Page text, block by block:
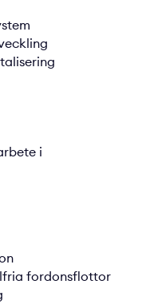
i
fordonsflottor